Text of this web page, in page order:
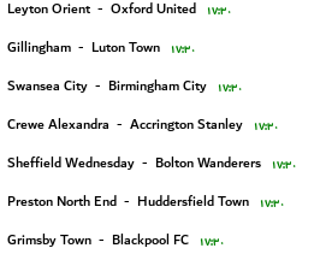
Leyton Orient - Oxford United ۱۷:۳۰
Gillingham - Luton Town ۱۷:۳۰
Swansea City - Birmingham City ۱۷:۳۰
Crewe Alexandra - Accrington Stanley ۱۷:۳۰
Sheffield Wednesday - Bolton Wanderers ۱۷:۳۰
Preston North End - Huddersfield Town ۱۷:۳۰
Grimsby Town - Blackpool FC ۱۷:۳۰